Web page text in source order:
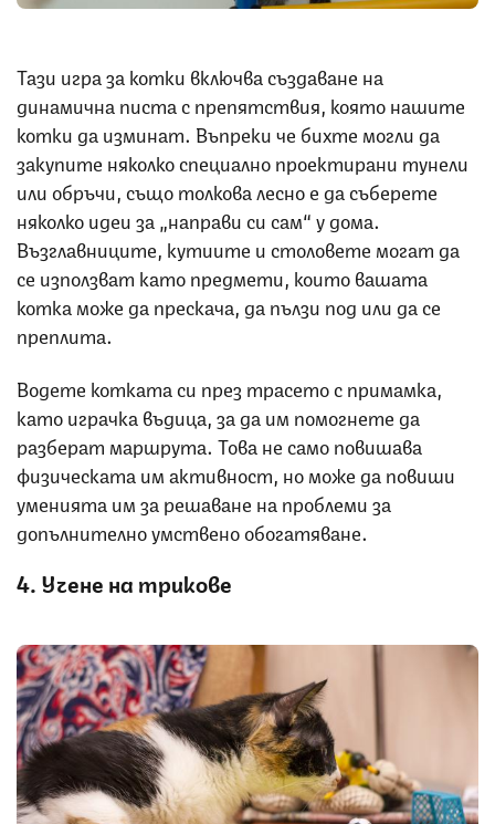
Тази игра за котки включва създаване на
динамична писта с препятствия, която нашите
котки да изминат. Въпреки че бихте могли да
закупите няколко специално проектирани тунели
или обръчи, също толкова лесно е да съберете
няколко идеи за „направи си сам“ у дома.
Възглавниците, кутиите и столовете могат да
се използват като предмети, които вашата
котка може да прескача, да пълзи под или да се
преплита.
Водете котката си през трасето с примамка,
като играчка въдица, за да им помогнете да
разберат маршрута. Това не само повишава
физическата им активност, но може да повиши
уменията им за решаване на проблеми за
допълнително умствено обогатяване.
4. Учене на трикове